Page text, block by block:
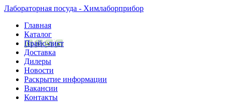
Лабораторная посуда - Химлаборприбор
Главная
Каталог
Прайс-лист
Доставка
Дилеры
Новости
Раскрытие информации
Вакансии
Контакты